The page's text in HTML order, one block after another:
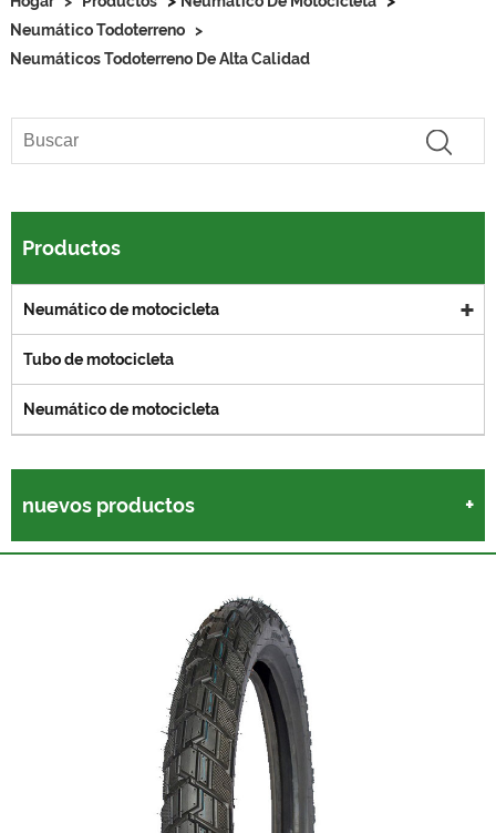
Neumático Todoterreno >
Neumáticos Todoterreno De Alta Calidad
Productos
Neumático de motocicleta
Tubo de motocicleta
Neumático de motocicleta
nuevos productos